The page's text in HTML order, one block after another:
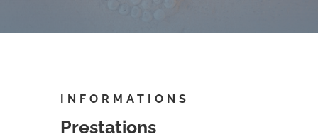
INFORMATIONS
Prestations